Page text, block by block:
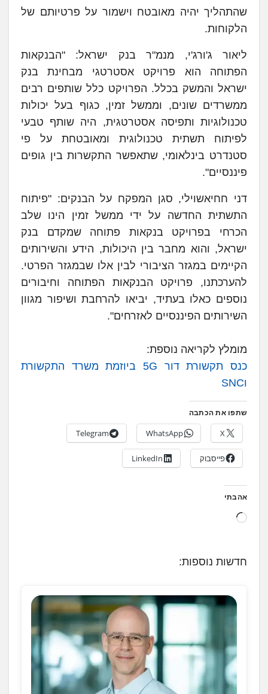
שהתהליך יהיה מאובטח וישמור על פרטיותם של
הלקוחות.
ליאור ג'ורג'י, מנמ"ר בנק ישראל: "הבנקאות
הפתוחה הוא פרויקט אסטרטגי מבחינת בנק
ישראל והמשק בכלל. הפרויקט כלל שותפים רבים
ממשרדים שונים, וממשל זמין, כגוף בעל יכולות
טכנולוגיות ותפיסה אסטרטגית, היה שותף טבעי
לפיתוח תשתית טכנולוגית ומאובטחת על פי
סטנדרט בינלאומי, שתאפשר התקשרות בין גופים
פיננסיים".
דני חחיאשוילי, סגן המפקח על הבנקים: "פיתוח
התשתית החדשה על ידי ממשל זמין הינו שלב
הכרחי בפרויקט בנקאות פתוחה שמקדם בנק
ישראל, והוא מחבר בין היכולות, הידע והשירותים
הקיימים במגזר הציבורי לבין אלו שבמגזר הפרטי.
להערכתנו, פרויקט הבנקאות הפתוחה וחיבורים
נוספים כאלו בעתיד, יביאו להרחבת ושיפור מגוון
השירותים הפיננסיים לאזרחים".
מומלץ לקריאה נוספת:
כנס תקשורת דור 5G ביוזמת משרד התקשורת
וSNC
שתפו את הכתבה
X
WhatsApp
Telegram
פייסבוק LinkedIn
אהבתי
ט
.
.
חדשות נוספות: